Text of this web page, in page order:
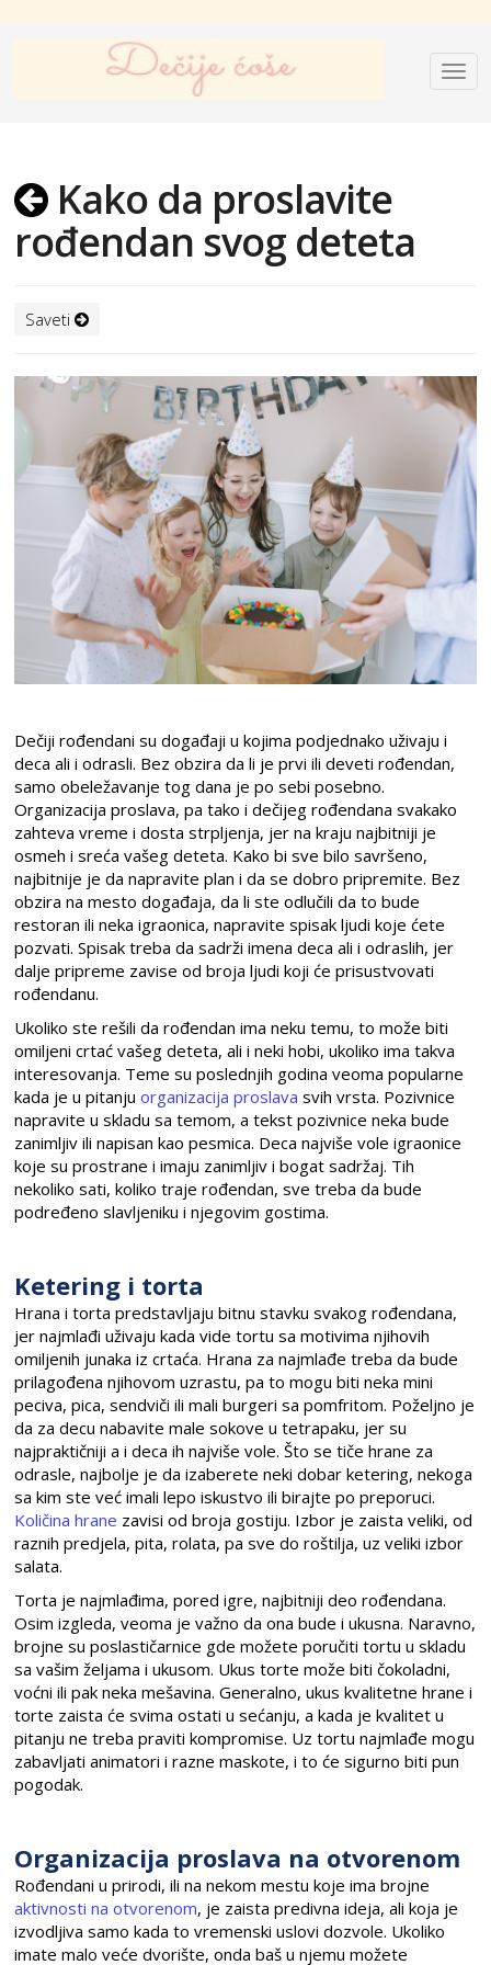
Kako da proslavite
rođendan svog deteta
Saveti
Dečiji rođendani su događaji u kojima podjednako uživaju i
deca ali i odrasli. Bez obzira da li je prvi ili deveti rođendan,
samo obeležavanje tog dana je po sebi posebno.
Organizacija proslava, pa tako i dečijeg rođendana svakako
zahteva vreme i dosta strpljenja, jer na kraju najbitniji je
osmeh i sreća vašeg deteta. Kako bi sve bilo savršeno,
najbitnije je da napravite plan i da se dobro pripremite. Bez
obzira na mesto događaja, da li ste odlučili da to bude
restoran ili neka igraonica, napravite spisak ljudi koje ćete
pozvati. Spisak treba da sadrži imena deca ali i odraslih, jer
dalje pripreme zavise od broja ljudi koji će prisustvovati
rođendanu.
Ukoliko ste rešili da rođendan ima neku temu, to može biti
omiljeni crtać vašeg deteta, ali i neki hobi, ukoliko ima takva
interesovanja. Teme su poslednjih godina veoma popularne
kada je u pitanjuorganizacija proslava svih vrsta. Pozivnice
napravite u skladu sa temom, a tekst pozivnice neka bude
zanimljiv ili napisan kao pesmica. Deca najviše vole igraonice
koje su prostrane i imaju zanimljiv i bogat sadržaj. Tih
nekoliko sati, koliko traje rođendan, sve treba da bude
podređeno slavljeniku i njegovim gostima.
Ketering i torta
Hrana i torta predstavljaju bitnu stavku svakog rođendana,
jer najmlađi uživaju kada vide tortu sa motivima njihovih
omiljenih junaka iz crtaća. Hrana za najmlađe treba da bude
prilagođena njihovom uzrastu, pa to mogu biti neka mini
peciva, pica, sendviči ili mali burgeri sa pomfritom. Poželjno je
da za decu nabavite male sokove u tetrapaku, jer su
najpraktičniji a i deca ih najviše vole. Što se tiče hrane za
odrasle, najbolje je da izaberete neki dobar ketering, nekoga
sa kim ste već imali lepo iskustvo ili birajte po preporuci.
Količina hrane zavisi od broja gostiju. Izbor je zaista veliki, od
raznih predjela, pita, rolata, pa sve do roštilja, uz veliki izbor
salata.
Torta je najmlađima, pored igre, najbitniji deo rođendana.
Osim izgleda, veoma je važno da ona bude i ukusna. Naravno,
brojne su poslastičarnice gde možete poručiti tortu u skladu
sa vašim željama i ukusom. Ukus torte može biti čokoladni,
voćni ili pak neka mešavina. Generalno, ukus kvalitetne hrane i
torte zaista će svima ostati u sećanju, a kada je kvalitet u
pitanju ne treba praviti kompromise. Uz tortu najmlađe mogu
zabavljati animatori i razne maskote, i to će sigurno biti pun
pogodak.
Organizacija proslava na otvorenom
Rođendani u prirodi, ili na nekom mestu koje ima brojne
aktivnosti na otvorenom, je zaista predivna ideja, ali koja je
izvodljiva samo kada to vremenski uslovi dozvole. Ukoliko
imate malo veće dvorište, onda baš u njemu možete